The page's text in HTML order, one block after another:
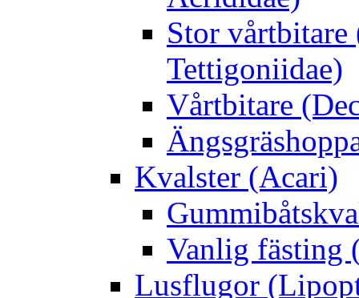
Stor
Tettigoniidae)
Vårtbitare
Kvalster (Acari)
Vanlig fästing
Lusflugor